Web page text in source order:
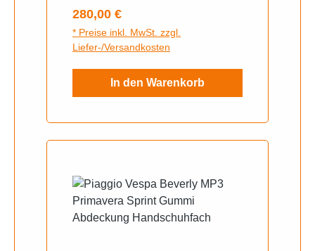
Regulärer Preis:
280,00 €
* Preise inkl. MwSt. zzgl.
Liefer-/Versandkosten
In den Warenkorb